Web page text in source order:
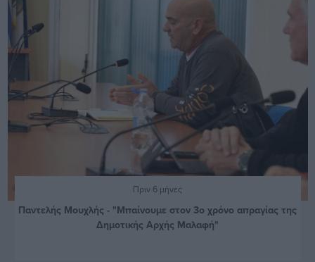
Πριν 6 μήνες
Παντελής Μουχλής - "Μπαίνουμε στον 3ο χρόνο απραγίας της
Δημοτικής Αρχής Μαλαφή"